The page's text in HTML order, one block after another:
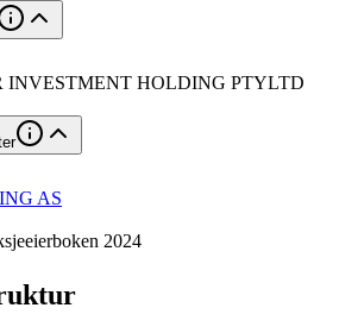
INVESTMENT HOLDING PTYLTD
AS
2024